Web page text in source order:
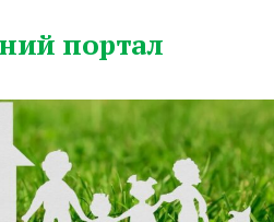
портал